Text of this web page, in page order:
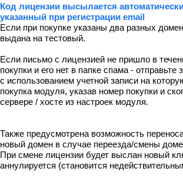
Код лицензии высылается
указанный при регистрации email
Если при покупке указаны два разных
выдана на тестовый.
Если письмо с лицензией не пришло в
покупки и его нет в папке спама - отправьте
с использованием учетной записи на
покупка модуля, указав номер покупки и
сервере / хосте из настроек модуля.
Также предусмотрена возможность
новый домен в случае переезда/смены
При смене лицензии будет выслан новый
аннулируется (становится